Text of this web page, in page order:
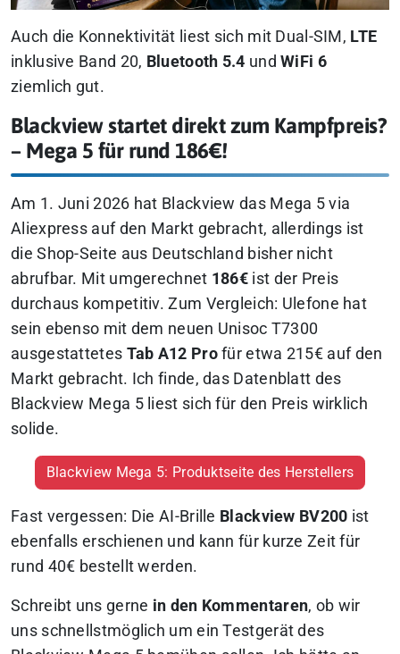
Auch die Konnektivität liest sich mit Dual-SIM, LTE
inklusive Band 20, Bluetooth 5.4 undWiFi 6
ziemlich gut.
Blackview startet direkt zum Kampfpreis?
– Mega 5 für rund 186€!
Am 1. Juni 2026 hat Blackview das Mega 5 via
Aliexpress auf den Markt gebracht, allerdings ist
die Shop-Seite aus Deutschland bisher nicht
abrufbar. Mit umgerechnet 186€ ist der Preis
durchaus kompetitiv. Zum Vergleich: Ulefone hat
sein ebenso mit dem neuen Unisoc T7300
ausgestattetes Tab A12 Profür etwa 215€ auf den
Markt gebracht. Ich finde, das Datenblatt des
Blackview Mega 5 liest sich für den Preis wirklich
solide.
Blackview Mega 5: Produktseite des Herstellers
Fast vergessen: Die AI-Brille Blackview BV200 ist
ebenfalls erschienen und kann für kurze Zeit für
rund 40€ bestellt werden.
Schreibt uns gerne in den Kommentaren, ob wir
uns schnellstmöglich um ein Testgerät des